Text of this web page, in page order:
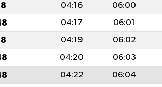
04:16 06:00
04:17 06:01
04:19 06:02
04:20 06:03
04:22 06:04